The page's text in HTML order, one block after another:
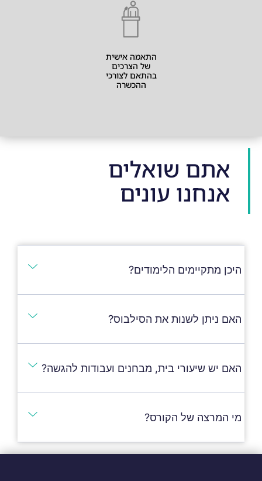
התאמה אישית
של הצרכים
בהתאם לצורכי
ההכשרה
אתם שואלים
אנחנו עונים
היכן מתקיימים הלימודים?
האם ניתן לשנות את הסילבוס?
האם יש שיעורי בית, מבחנים ועבודות להגשה?
מי המרצה של הקורס?